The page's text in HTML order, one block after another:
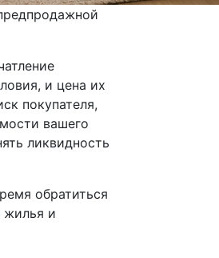
и цена их
покупателя,
вашего
ликвидность
обратиться
жилья и